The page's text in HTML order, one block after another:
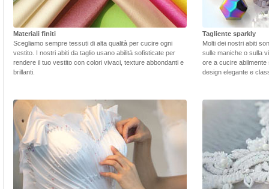
Materiali finiti
Scegliamo sempre tessuti di alta qualità per cucire ogni
vestito. I nostri abiti da taglio usano abilità sofisticate per
rendere il tuo vestito con colori vivaci, texture abbondanti e
brillanti.
Tagliente sparkly
Molti dei nostri abiti
sulle maniche o sulla
ore a cucire
design elegante e